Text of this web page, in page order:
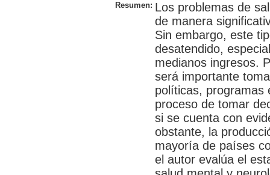
Resumen: Los problemas de
de manera
Sin embargo, este
desatendido,
medianos ingresos.
será importante
políticas, programas
proceso de tomar
si se cuenta con
obstante, la
mayoría de países
el autor evalúa el